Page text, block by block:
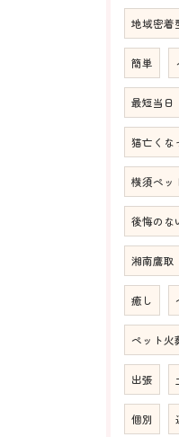
地域密着
簡単
最短当日
猫亡くな
横須ペッ
後悔のな
湘南鷹取
癒し
ペット
出張
個別